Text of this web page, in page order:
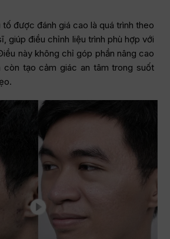
tố được đánh giá cao là quá trình theo
giúp điều chỉnh liệu trình phù hợp với
này không chỉ góp phần nâng cao
còn tạo cảm giác an tâm trong suốt